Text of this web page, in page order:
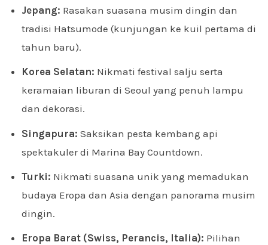
Jepang: Rasakan suasana musim dingin dan
tradisi Hatsumode (kunjungan ke kuil pertama di
tahun baru).
Korea Selatan: Nikmati festival salju serta
keramaian liburan di Seoul yang penuh lampu
dan dekorasi.
Singapura: Saksikan pesta kembang api
spektakuler di Marina Bay Countdown.
Turki: Nikmati suasana unik yang memadukan
budaya Eropa dan Asia dengan panorama musim
dingin.
Eropa Barat (Swiss, Perancis, Italia): Pilihan